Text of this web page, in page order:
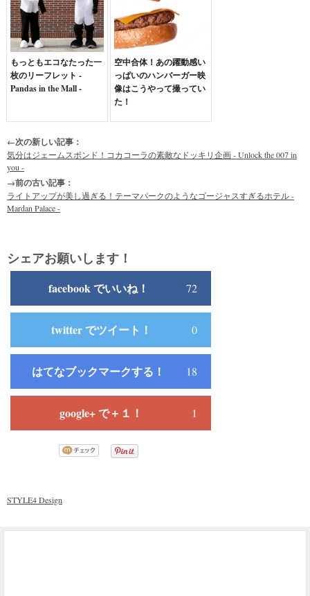
もっともエコなたった一
枚のリーフレット -
Pandas in the Mall -
空中合体！あの躍動感い
っぱいのハンバーガー映
像はこうやって撮ってい
た！
←次の新しい記事：
気分はジェームスボンド！コカコーラの素敵なドッキリ企画 - Unlock the 007 in
you -
→前の古い記事：
ライトアップが美し過ぎる！テーマパークのようなゴージャスすぎるホテル -
Mardan Palace -
シェアお願いします！
facebook でいいね！ 72
twitter でツイート！ 0
はてなブックマークする！ 18
google+ で＋１！ 1
STYLE4 Design